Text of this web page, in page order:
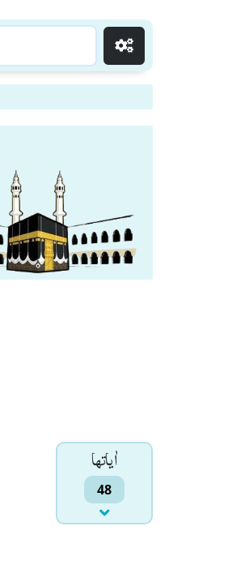
اٰياتها
48